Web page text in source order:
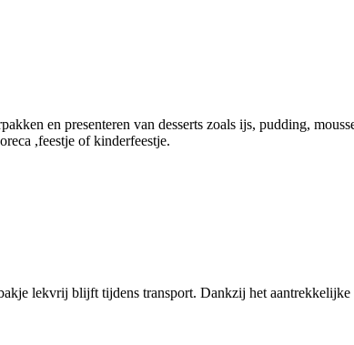
en presenteren van desserts zoals ijs, pudding,
,feestje of kinderfeestje.
lekvrij blijft tijdens transport. Dankzij het